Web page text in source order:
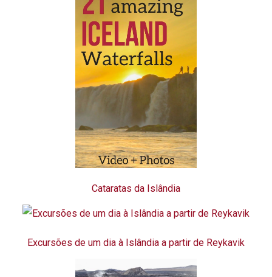
Cataratas da Islândia
Excursões de um dia à Islândia a partir de Reykavik